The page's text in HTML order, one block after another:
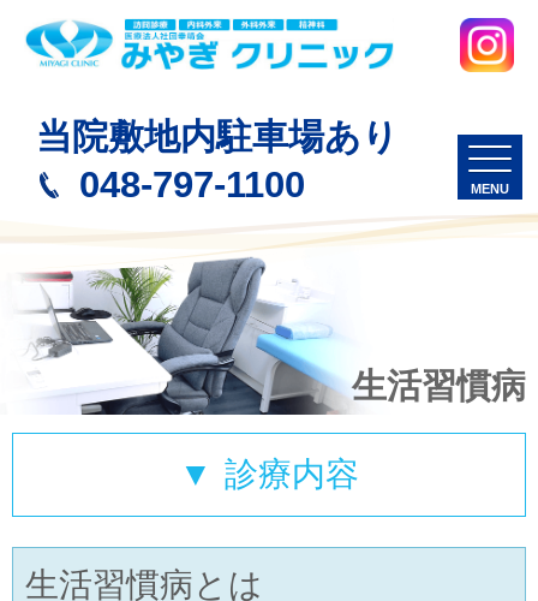
当院敷地内駐車場あり
048-797-1100
生活習慣病
診療内容
訪問診療
生活習慣病とは